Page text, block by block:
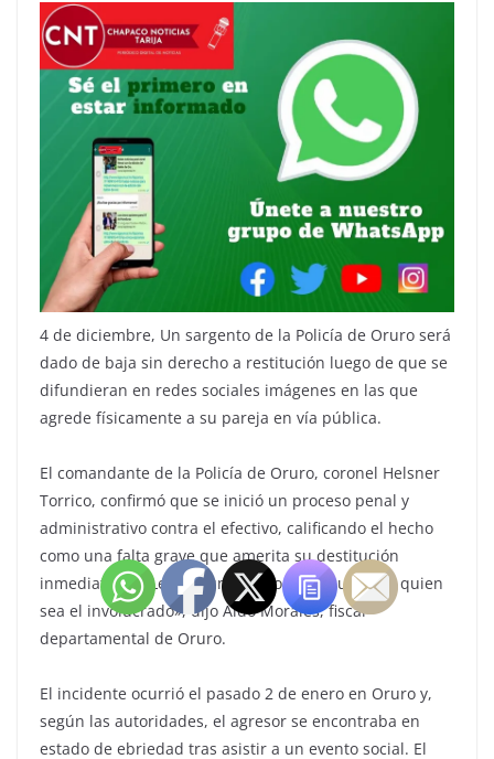
4 de diciembre, Un sargento de la Policía de Oruro será
dado de baja sin derecho a restitución luego de que se
difundieran en redes sociales imágenes en las que
agrede físicamente a su pareja en vía pública.
El comandante de la Policía de Oruro, coronel Helsner
Torrico, confirmó que se inició un proceso penal y
administrativo contra el efectivo, calificando el hecho
como una falta grave que amerita su destitución
inmediata. “La Ley se cumple, no se discute, sea quien
sea el involucrado», dijo Aldo Morales, fiscal
departamental de Oruro.
El incidente ocurrió el pasado 2 de enero en Oruro y,
según las autoridades, el agresor se encontraba en
estado de ebriedad tras asistir a un evento social. El